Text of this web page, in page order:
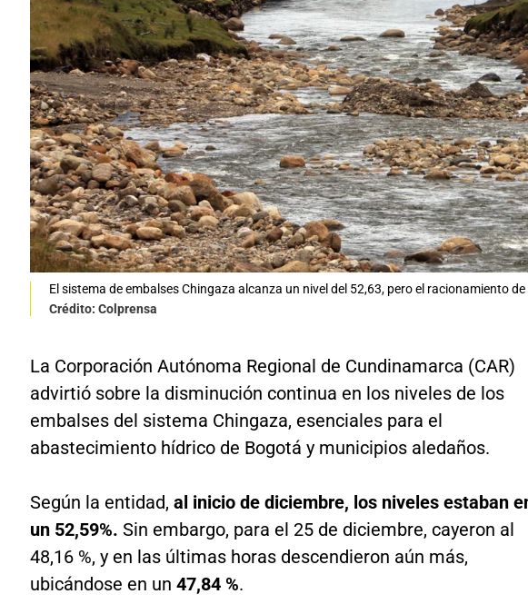
El sistema de embalses Chingaza alcanza un nivel del 52,63, pero el racionamiento
Crédito: Colprensa
La Corporación Autónoma Regional de Cundinamarca (CAR)
advirtió sobre la disminución continua en los niveles de los
embalses del sistema Chingaza, esenciales para el
abastecimiento hídrico de Bogotá y municipios aledaños.
Según la entidad, al inicio de diciembre, los niveles estaban
un 52,59%. Sin embargo, para el 25 de diciembre, cayeron al
48,16 %, y en las últimas horas descendieron aún más,
ubicándose en un 47,84 %.